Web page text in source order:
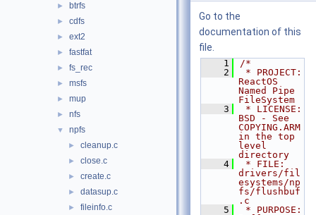
► btrfs
► cdfs
► ext2
► fastfat
► fs_rec
► msfs
► mup
► nfs
▼ npfs
► cleanup.c
► close.c
► create.c
► datasup.c
► fileinfo.c
Go to the
documentation of this
file.
    1
/*
    2
* PROJECT:
ReactOS
Named Pipe
FileSystem
    3
* LICENSE:
BSD - See
COPYING.ARM
in the top
level
directory
    4
* FILE:
drivers/fil
esystems/np
fs/flushbuf
.c
    5
* PURPOSE: